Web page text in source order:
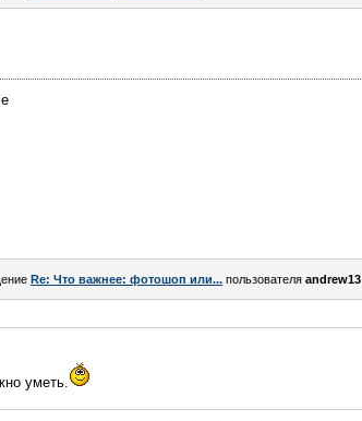
Re: Что важнее: фотошоп или... пользователя andrew13
уметь.